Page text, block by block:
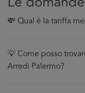
Le
💸 Qual è la tariffa
💡 Come posso
Arredi Palermo?